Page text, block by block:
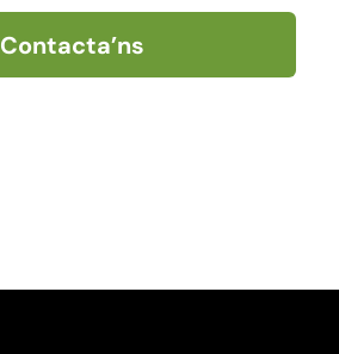
Contacta’ns